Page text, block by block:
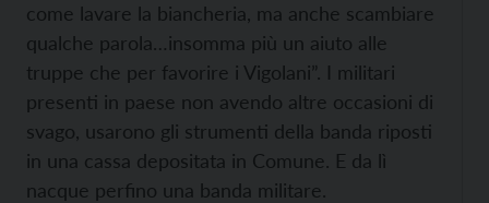
come lavare la biancheria, ma anche scambiare
qualche parola…insomma più un aiuto alle
truppe che per favorire i Vigolani”. I militari
presenti in paese non avendo altre occasioni di
svago, usarono gli strumenti della banda riposti
in una cassa depositata in Comune. E da lì
nacque perfino una banda militare.